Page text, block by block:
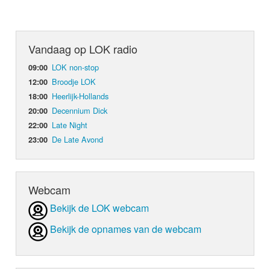
Vandaag op LOK radio
09:00 LOK non-stop
12:00 Broodje LOK
18:00 Heerlijk-Hollands
20:00 Decennium Dick
22:00 Late Night
23:00 De Late Avond
Webcam
Bekijk de LOK webcam
Bekijk de opnames van de webcam